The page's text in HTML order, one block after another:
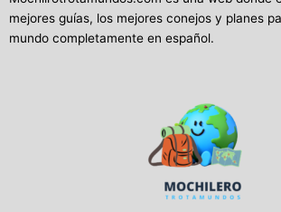
mejores guías, los mejores conejos y planes
mundo completamente en español.